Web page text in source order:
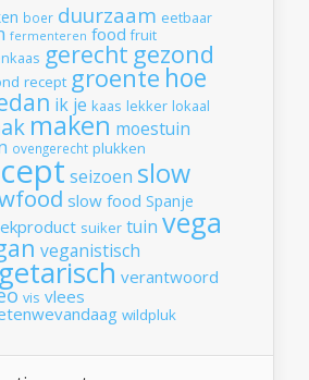
boer duurzaam eetbaar
fermenteren food fruit
gerecht gezond
recept groente hoe
ik je kaas lekker lokaal
maken moestuin
ovengerecht plukken
seizoen slow
slow food Spanje
suiker tuin vega
veganistisch
verantwoord
vis vlees
wildpluk